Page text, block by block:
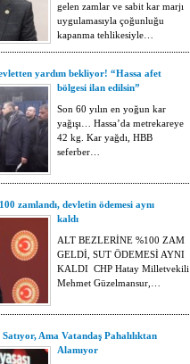
gelen zamlar ve sabit kar marjı
uygulamasıyla çoğunluğu
kapanma tehlikesiyle…
yardım bekliyor! “Hassa afet
bölgesi ilan edilsin”
Son 60 yılın en yoğun kar
yağışı… Hassa’da metrekareye
42 kg. Kar yağdı, HBB
seferber…
zamlandı, devletin ödemesi aynı
kaldı
ALT BEZLERİNE %100 ZAM
GELDİ, SUT ÖDEMESİ AYNI
KALDI CHP Hatay Milletvekili
Mehmet Güzelmansur,…
Ama Vatandaş Pahalılıktan
Alamıyor